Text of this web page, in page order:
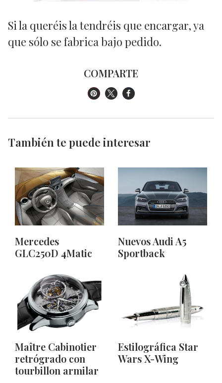
Si la queréis la tendréis que encargar, ya
que sólo se fabrica bajo pedido.
COMPARTE
También te puede interesar
Mercedes
GLC250D 4Matic
Nuevos Audi A5
Sportback
Maître Cabinotier
retrógrado con
tourbillon armilar
Estilográfica Star
Wars X-Wing